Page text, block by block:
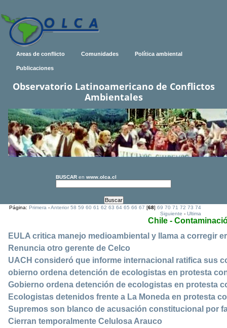
Areas de conflicto Comunidades Política ambiental
Publicaciones
Observatorio Latinoamericano de Conflictos
Ambientales
BUSCAR en www.olca.cl
Página:Primera -Anterior 58 59 60 61 62 63 64 65 66 67 [68]69 70 71 72 73 74
Siguiente -Ultima
Chile -
EULA critica manejo medioambiental y llama a corregir
Renuncia otro gerente de Celco
UACH consideró que informe internacional ratifica sus
obierno ordena detención de ecologistas en protesta
Gobierno ordena detención de ecologistas en protesta
Ecologistas detenidos frente a La Moneda en protesta
Supremos son blanco de acusación constitucional por
Cierran temporalmente Celulosa Arauco